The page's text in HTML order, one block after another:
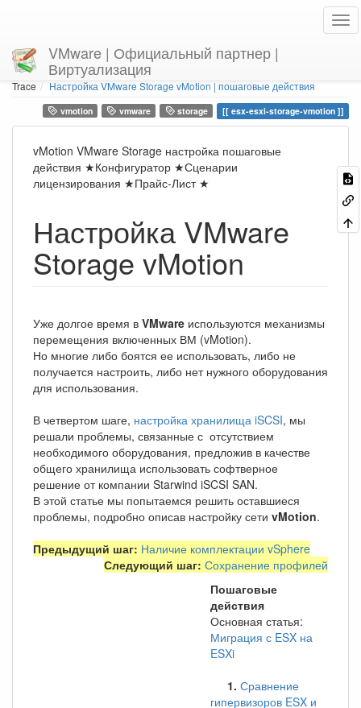
VMware | Официальный партнер |
Виртуализация
You are here
Home
Trace
Настройка VMware Storage vMotion | пошаговые действия
vmotion vmware storage esx-esxi-storage-vmotion
vMotion VMware Storage настройка пошаговые
действия ★Конфигуратор ★Сценарии
лицензирования ★Прайс-Лист ★
Настройка VMware
Storage vMotion
Уже долгое время в VMware используются механизмы
перемещения включенных ВМ (vMotion).
Но многие либо боятся ее использовать, либо не
получается настроить, либо нет нужного оборудования
для использования.
В четвертом шаге, настройка хранилища iSCSI, мы
решали проблемы, связанные с отсутствием
необходимого оборудования, предложив в качестве
общего хранилища использовать софтверное
решение от компании Starwind iSCSI SAN.
В этой статье мы попытаемся решить оставшиеся
проблемы, подробно описав настройку сети vMotion.
Предыдущий шаг: Наличие комплектации vSphere
Следующий шаг: Сохранение профилей
Пошаговые
действия
Основная статья:
Миграция с ESX на
ESXi
1. Сравнение
гипервизоров ESX и